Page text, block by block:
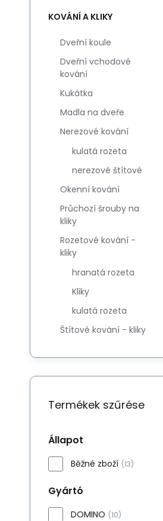
KOVÁNÍ A KLIKY
Dveřní koule
Dveřní vchodové
kování
Kukátka
Madla na dveře
Nerezové kování
kulatá rozeta
nerezové štítové
Okenní kování
Průchozí šrouby na
kliky
Rozetové kování -
kliky
hranatá rozeta
Kliky
kulatá rozeta
Štítové kování - kliky
Termékek szűrése
Állapot
Běžné zboží (13)
Gyártó
DOMINO (10)